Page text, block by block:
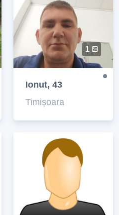
1
Ionut, 43
Timișoara